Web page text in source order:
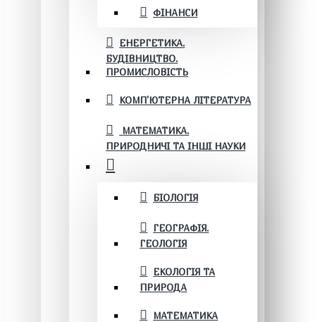
ФІНАНСИ
ЕНЕРГЕТИКА.
БУДІВНИЦТВО.
ПРОМИСЛОВІСТЬ
КОМП'ЮТЕРНА ЛІТЕРАТУРА
МАТЕМАТИКА.
ПРИРОДНИЧІ ТА ІНШІ НАУКИ
БІОЛОГІЯ
ГЕОГРАФІЯ.
ГЕОЛОГІЯ
ЕКОЛОГІЯ ТА
ПРИРОДА
МАТЕМАТИКА